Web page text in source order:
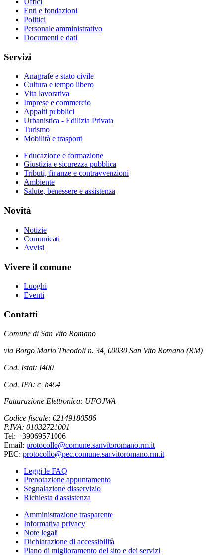
Uffici
Enti e fondazioni
Politici
Personale amministrativo
Documenti e dati
Servizi
Anagrafe e stato civile
Cultura e tempo libero
Vita lavorativa
Imprese e commercio
Appalti pubblici
Urbanistica - Edilizia Privata
Turismo
Mobilità e trasporti
Educazione e formazione
Giustizia e sicurezza pubblica
Tributi, finanze e contravvenzioni
Ambiente
Salute, benessere e assistenza
Novità
Notizie
Comunicati
Avvisi
Vivere il comune
Luoghi
Eventi
Contatti
Comune di San Vito Romano
via Borgo Mario Theodoli n. 34, 00030 San Vito Romano (RM)
Cod. Istat: I400
Cod. IPA: c_h494
Fatturazione Elettronica: UFOJWA
Codice fiscale: 02149180586
P.IVA: 01032721001
Tel: +39069571006
Email: protocollo@comune.sanvitoromano.rm.it
PEC: protocollo@pec.comune.sanvitoromano.rm.it
Leggi le FAQ
Prenotazione appuntamento
Segnalazione disservizio
Richiesta d'assistenza
Amministrazione trasparente
Informativa privacy
Note legali
Dichiarazione di accessibilità
Piano di miglioramento del sito e dei servizi